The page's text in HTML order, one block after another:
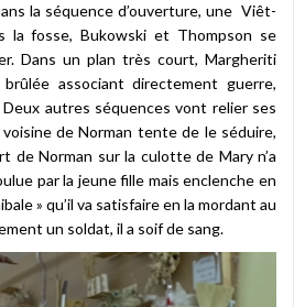
la séquence d’ouverture, une Viêt-
la fosse, Bukowski et Thompson se
Dans un plan très court, Margheriti
associant directement guerre,
autres séquences vont relier ses
de Norman tente de le séduire,
de Norman sur la culotte de Mary n’a
par la jeune fille mais enclenche en
» qu’il va satisfaire en la mordant au
un soldat, il a soif de sang.